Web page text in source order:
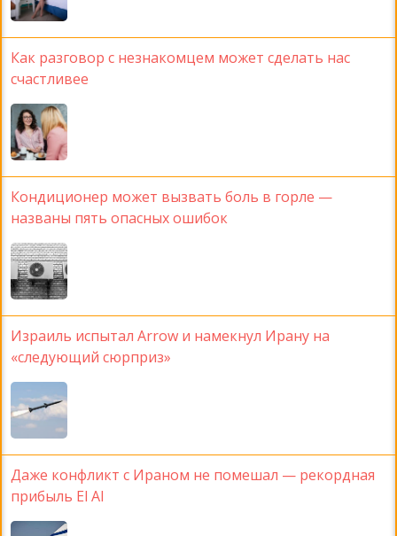
Как разговор с незнакомцем может сделать нас
счастливее
Кондиционер может вызвать боль в горле —
названы пять опасных ошибок
Израиль испытал Arrow и намекнул Ирану на
«следующий сюрприз»
Даже конфликт с Ираном не помешал — рекордная
прибыль El Al